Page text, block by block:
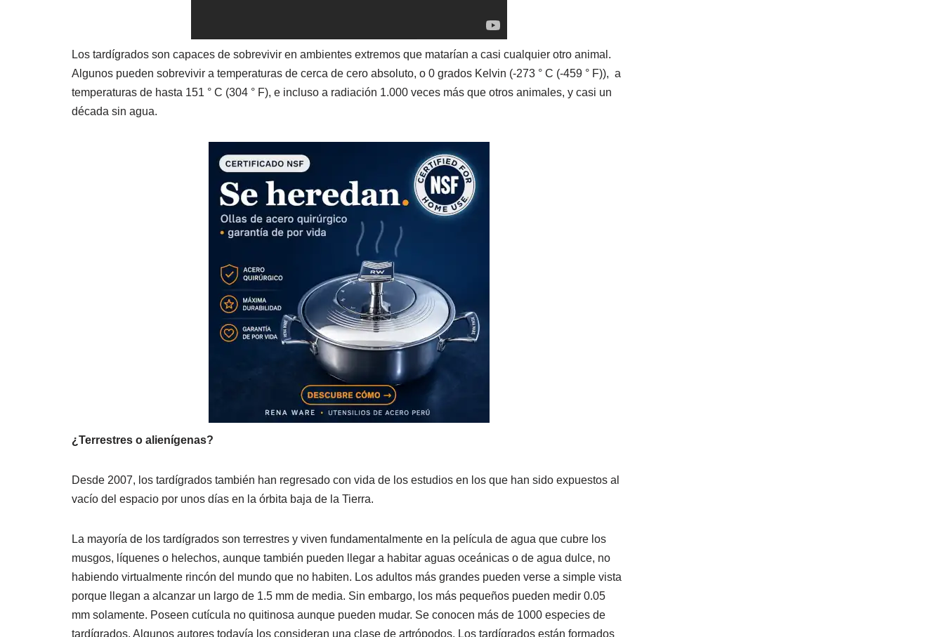
Los tardígrados son capaces de sobrevivir en ambientes extremos que matarían a casi cualquier otro animal.
Algunos pueden sobrevivir a temperaturas de cerca de cero absoluto, o 0 grados Kelvin (-273 ° C (-459 ° F)), a
temperaturas de hasta 151 ° C (304 ° F), e incluso a radiación 1.000 veces más que otros animales, y casi un
década sin agua.
¿Terrestres o alienígenas?
Desde 2007, los tardígrados también han regresado con vida de los estudios en los que han sido expuestos al
vacío del espacio por unos días en la órbita baja de la Tierra.
La mayoría de los tardígrados son terrestres y viven fundamentalmente en la película de agua que cubre los
musgos, líquenes o helechos, aunque también pueden llegar a habitar aguas oceánicas o de agua dulce, no
habiendo virtualmente rincón del mundo que no habiten. Los adultos más grandes pueden verse a simple vista
porque llegan a alcanzar un largo de 1.5 mm de media. Sin embargo, los más pequeños pueden medir 0.05
mm solamente. Poseen cutícula no quitinosa aunque pueden mudar. Se conocen más de 1000 especies de
tardígrados. Algunos autores todavía los consideran una clase de artrópodos. Los tardígrados están formados